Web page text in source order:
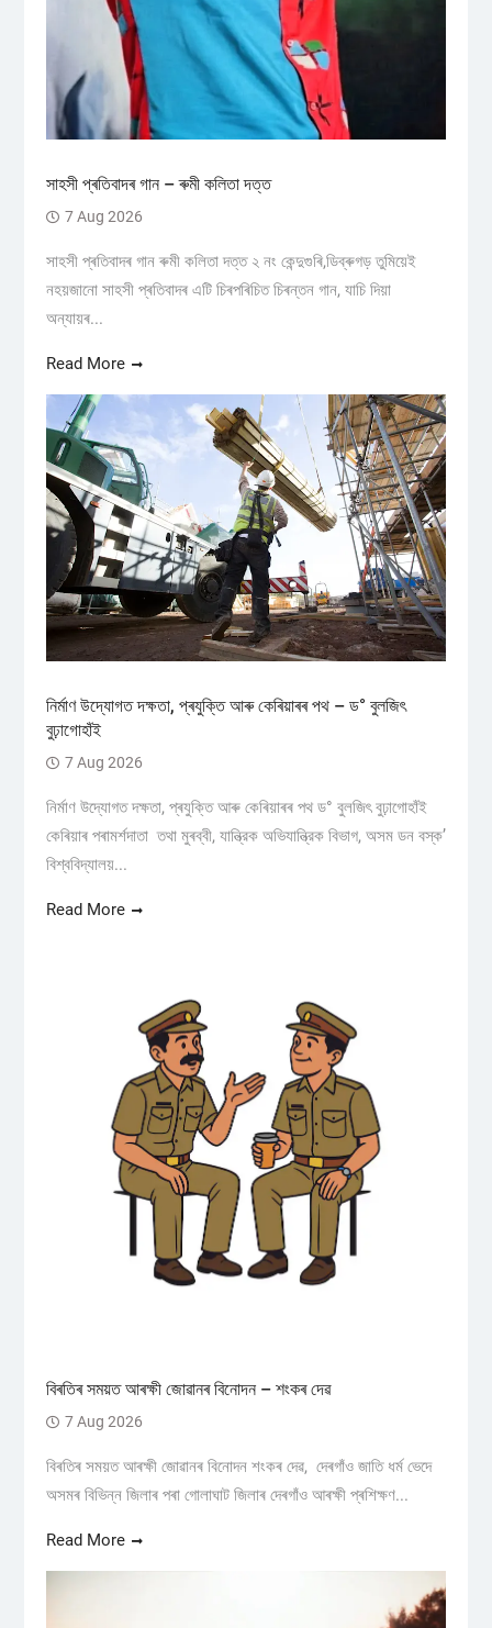
সাহসী প্ৰতিবাদৰ গান – ৰুমী কলিতা দত্ত
7 Aug 2026
সাহসী প্ৰতিবাদৰ গান ৰুমী কলিতা দত্ত ২ নং কেন্দুগুৰি,ডিব্ৰুগড় তুমিয়েই
নহয়জানো সাহসী প্ৰতিবাদৰ এটি চিৰপৰিচিত চিৰন্তন গান, যাচি দিয়া
অন্যায়ৰ...
Read More
নিৰ্মাণ উদ্যোগত দক্ষতা, প্ৰযুক্তি আৰু কেৰিয়াৰৰ পথ – ড° বুলজিৎ
বুঢ়াগোহাঁই
7 Aug 2026
নিৰ্মাণ উদ্যোগত দক্ষতা, প্ৰযুক্তি আৰু কেৰিয়াৰৰ পথ ড° বুলজিৎ বুঢ়াগোহাঁই
কেৰিয়াৰ পৰামৰ্শদাতা তথা মুৰব্বী, যান্ত্রিক অভিযান্ত্রিক বিভাগ, অসম ডন বস্ক’
বিশ্ববিদ্যালয়...
Read More
বিৰতিৰ সময়ত আৰক্ষী জোৱানৰ বিনোদন – শংকৰ দেৱ
7 Aug 2026
বিৰতিৰ সময়ত আৰক্ষী জোৱানৰ বিনোদন শংকৰ দেৱ, দেৰগাঁও জাতি ধৰ্ম ভেদে
অসমৰ বিভিন্ন জিলাৰ পৰা গোলাঘাট জিলাৰ দেৰগাঁও আৰক্ষী প্ৰশিক্ষণ...
Read More